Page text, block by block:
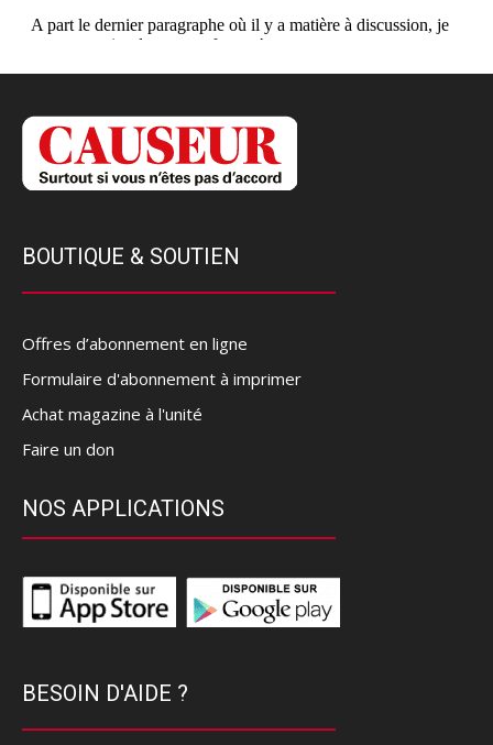
BOUTIQUE & SOUTIEN
Offres d’abonnement en ligne
Formulaire d'abonnement à imprimer
Achat magazine à l'unité
Faire un don
NOS APPLICATIONS
BESOIN D'AIDE ?